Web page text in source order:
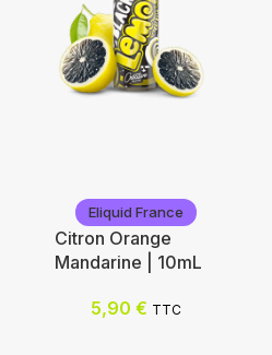
Ajouter au panier
Eliquid France
Citron Orange
Mandarine | 10mL
5,90 € TTC